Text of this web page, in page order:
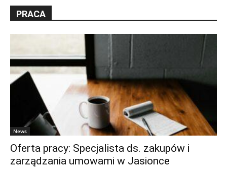
PRACA
News
Oferta pracy: Specjalista ds. zakupów i
zarządzania umowami w Jasionce